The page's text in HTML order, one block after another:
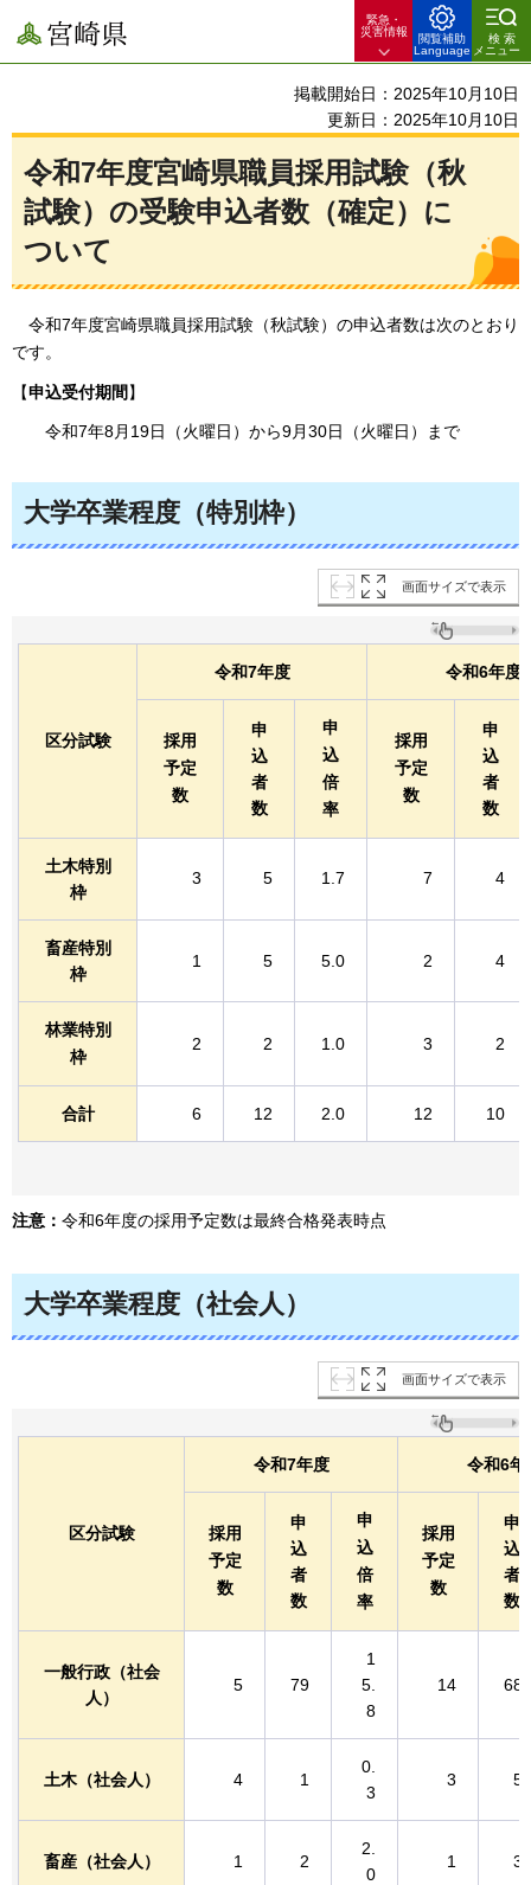
宮崎県
緊急・
災害情報
閲覧補助
Language
検索
メニュー
掲載開始日：2025年10月10日
更新日：2025年10月10日
令和7年度宮崎県職員採用試験（秋
試験）の受験申込者数（確定）に
ついて
令和7年度宮崎県職員採用試験（秋試験）の申込者数は次のとおり
です。
【申込受付期間 】
令和7年8月19日（火曜日）から9月30日（火曜日）まで
大学卒業程度（特別枠）
画面サイズで表示
区分試験
令和7年度 令和6年度
採用
予定
数
申
込
者
数
申
込
倍
率
採用
予定
数
申
込
者
数
土木特別
枠
3 5 1.7 7 4
畜産特別
枠
1 5 5.0 2 4
林業特別
枠
2 2 1.0 3 2
合計 6 12 2.0 12 10
注意： 令和6年度の採用予定数は最終合格発表時点
大学卒業程度（社会人）
画面サイズで表示
区分試験
令和7年度 令和6年
採用
予定
数
申
込
者
数
申
込
倍
率
採用
予定
数
申
込
者
数
一般行政（社会
人）
5 79
1
5.
8
14 68
土木（社会人） 4 1
0.
3
3 5
畜産（社会人） 1 2
2.
0
1 3